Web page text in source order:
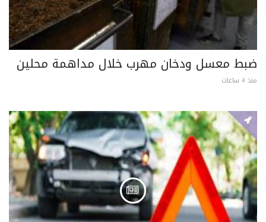
ضبط معسل ودخان مهرب خلال مداهمة محلين
منذ 4 ساعات